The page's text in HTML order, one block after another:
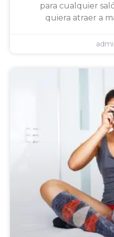
para cualquier
quiera atraer a